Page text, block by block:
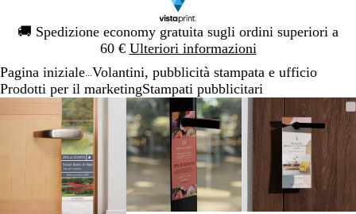
🚚 Spedizione economy gratuita sugli ordini superiori a
60 € Ulteriori informazioni
Diapositiva
1
Pagina iniziale Volantini, pubblicità stampata e ufficio
Prodotti per il marketingStampati pubblicitari
L’immagine
può
essere
ingrandita
Ingrandito
a
minimo
Clicca
per
allargare
Usa
i
comandi
+
e
+
per
L’immagine
può
essere
ingrandita
Ingrandito
a
minimo
Clicca
per
allargare
Usa
i
comandi
+
e
+
per
può
essere
ingrandita
a
minimo
Clicca
per
allargare
Usa
i
comandi
+
e
+
per
Diapositiva